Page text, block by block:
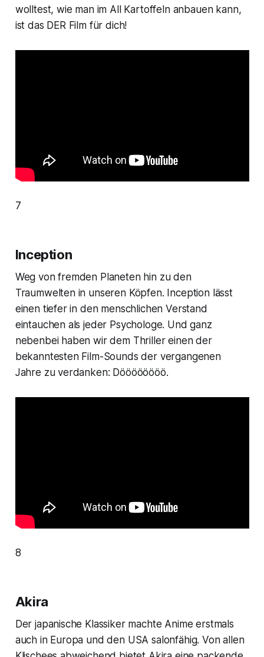
wolltest, wie man im All Kartoffeln anbauen kann,
ist das DER Film für dich!
7
Inception
Weg von fremden Planeten hin zu den
Traumwelten in unseren Köpfen. Inceptionlässt
einen tiefer in den menschlichen Verstand
eintauchen als jeder Psychologe. Und ganz
nebenbei haben wir dem Thriller einen der
bekanntesten Film-Sounds der vergangenen
Jahre zu verdanken: Döööööööö.
8
Akira
Der japanische Klassiker machte Anime erstmals
auch in Europa und den USA salonfähig. Von allen